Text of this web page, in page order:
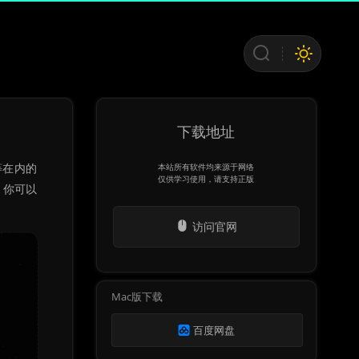
内的
可以
下载地址
本站所有软件均来源于网络
仅供学习使用，请支持正版
访问官网
Mac版下载
百度网盘